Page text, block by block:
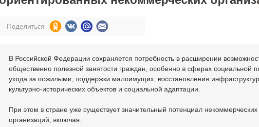
Поделиться
В Российской Федерации сохраняется потребность в расширении
общественно полезной занятости граждан, особенно в сферах социальной
ухода за пожилыми, поддержки малоимущих, восстановления
культурно-исторических объектов и социальной адаптации.
При этом в стране уже существует значительный потенциал некоммерческих
организаций, включая: